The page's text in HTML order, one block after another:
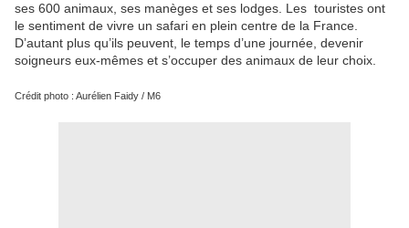
ses 600 animaux, ses manèges et ses lodges. Les touristes ont
le sentiment de vivre un safari en plein centre de la France.
D’autant plus qu’ils peuvent, le temps d’une journée, devenir
soigneurs eux-mêmes et s’occuper des animaux de leur choix.
Crédit photo : Aurélien Faidy / M6